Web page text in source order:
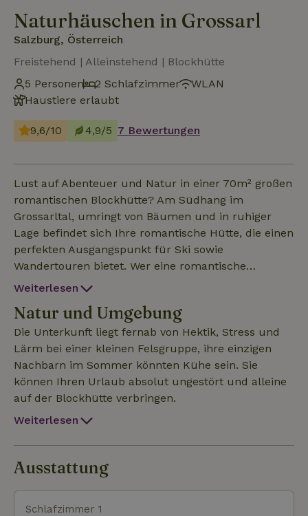
Naturhäuschen in Grossarl
Salzburg, Österreich
Freistehend | Alleinstehend | Blockhütte
5 Personen
2 Schlafzimmer
WLAN
Haustiere erlaubt
9,6/10 4,9/5 7 Bewertungen
Lust auf Abenteuer und Natur in einer 70m² großen
romantischen Blockhütte? Am Südhang im
Grossarltal, umringt von Bäumen und in ruhiger
Lage befindet sich Ihre romantische Hütte, die einen
perfekten Ausgangspunkt für Ski sowie
Wandertouren bietet. Wer eine romantische
Rodelfahrt erleben will, hat die Gelegenheit ganz in
Oder genießen Sie einfach den Tag auf der großen
Sonnenterasse mit einem einzigartigen Ausblick auf
Berge, Wiesen und Wälder.
Weiterlesen
Natur und Umgebung
Die Unterkunft liegt fernab von Hektik, Stress und
Lärm bei einer kleinen Felsgruppe, ihre einzigen
Nachbarn im Sommer könnten Kühe sein. Sie
können Ihren Urlaub absolut ungestört und alleine
auf der Blockhütte verbringen.
Weiterlesen
Ausstattung
Schlafzimmer 1